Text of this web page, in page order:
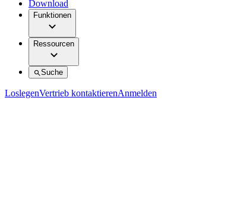
Download
Funktionen
Ressourcen
Suche
LoslegenVertrieb kontaktierenAnmelden